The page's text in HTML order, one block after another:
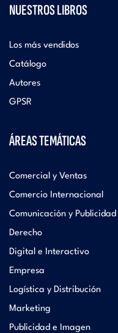
NUESTROS LIBROS
Los más vendidos
Catálogo
Autores
GPSR
ÁREAS TEMÁTICAS
Comercial y Ventas
Comercio Internacional
Comunicación y Publicidad
Derecho
Digital e Interactivo
Empresa
Logística y Distribución
Marketing
Publicidad e Imagen